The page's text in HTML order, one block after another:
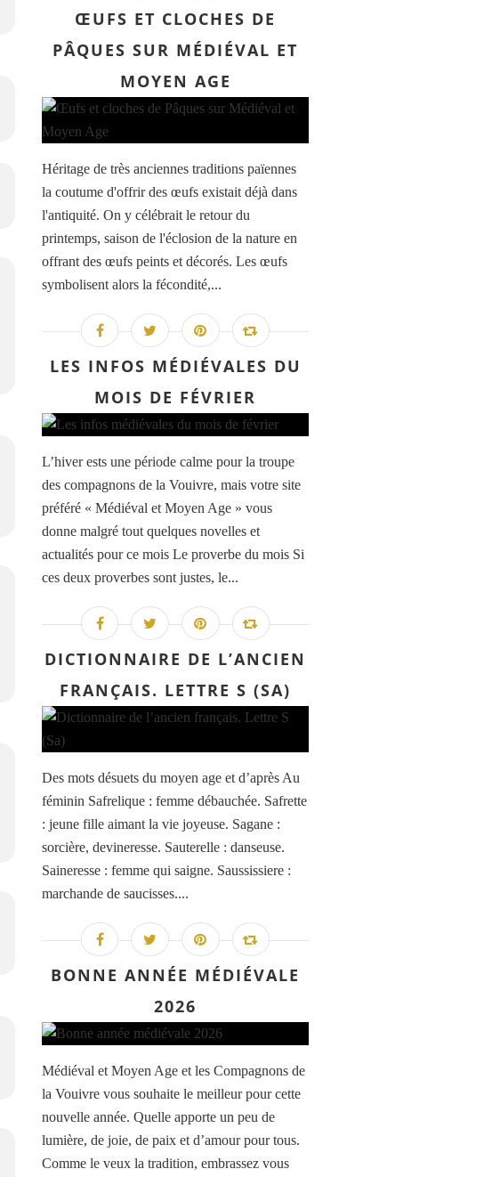
ŒUFS ET CLOCHES DE
PÂQUES SUR MÉDIÉVAL ET
MOYEN AGE
Héritage de très anciennes traditions païennes
la coutume d'offrir des œufs existait déjà dans
l'antiquité. On y célébrait le retour du
printemps, saison de l'éclosion de la nature en
offrant des œufs peints et décorés. Les œufs
symbolisent alors la fécondité,...
LES INFOS MÉDIÉVALES DU
MOIS DE FÉVRIER
L’hiver ests une période calme pour la troupe
des compagnons de la Vouivre, mais votre site
préféré « Médiéval et Moyen Age » vous
donne malgré tout quelques novelles et
actualités pour ce mois Le proverbe du mois Si
ces deux proverbes sont justes, le...
DICTIONNAIRE DE L’ANCIEN
FRANÇAIS. LETTRE S (SA)
Des mots désuets du moyen age et d’après Au
féminin Safrelique : femme débauchée. Safrette
: jeune fille aimant la vie joyeuse. Sagane :
sorcière, devineresse. Sauterelle : danseuse.
Saineresse : femme qui saigne. Saussissiere :
marchande de saucisses....
BONNE ANNÉE MÉDIÉVALE
2026
Médiéval et Moyen Age et les Compagnons de
la Vouivre vous souhaite le meilleur pour cette
nouvelle année. Quelle apporte un peu de
lumière, de joie, de paix et d’amour pour tous.
Comme le veux la tradition, embrassez vous